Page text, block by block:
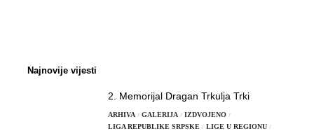
Najnovije vijesti
2. Memorijal Dragan Trkulja Trki
ARHIVA GALERIJA
IZDVOJENO
LIGA REPUBLIKE SRPSKE
LIGE U REGIONU